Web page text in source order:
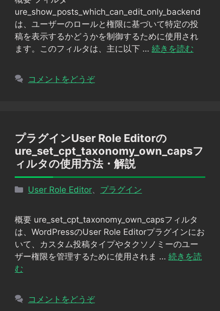
リ
ー
ure_show_posts_which_can_edit_only_backend
は、ユーザーのロールと権限に基づいて特定の投
稿を表示するかどうかを制御するために使用され
ます。このフィルタは、主に以下 … 続きを読む
コメントをどうぞ
プラグインUser Role Editorの
ure_set_cpt_taxonomy_own_capsフ
ィルタの使用方法・解説
カ
リ
ー
User Role Editor プラグイン
概要 ure_set_cpt_taxonomy_own_capsフィルタ
は、WordPressのUser Role Editorプラグインにお
いて、カスタム投稿タイプやタクソノミーのユー
ザー権限を管理するために使用されま … 続きを読
む
コメントをどうぞ